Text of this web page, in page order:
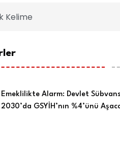
Emeklilikte Alarm: Devlet
2030’da GSYİH’nın %4’ünü